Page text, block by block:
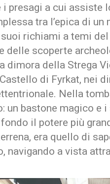
presagi a cui assiste
tra l’epica di un
richiami a temi
delle scoperte
dimora della Strega
di Fyrkat, nei
Nella
un bastone magico e
il potere più
era quello di
navigando a vista